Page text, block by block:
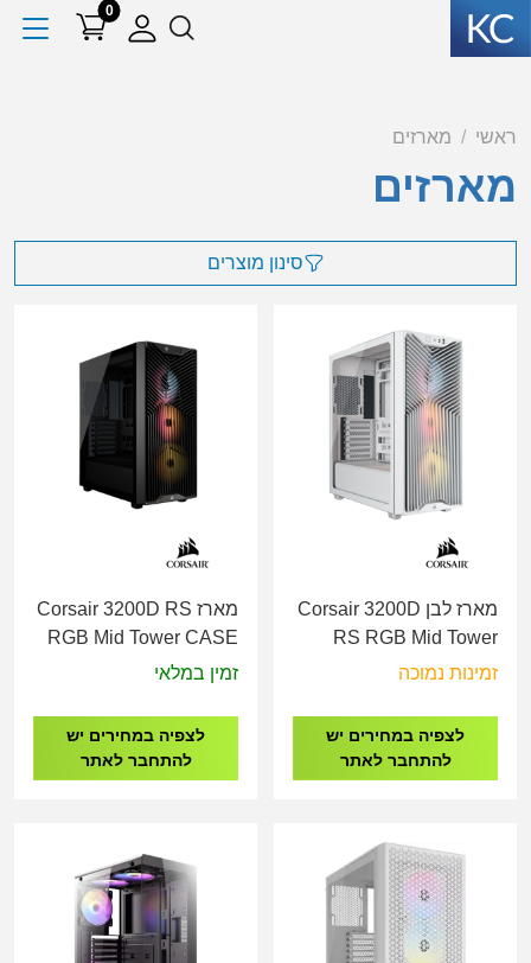
0
ראשי מארזים
מארזים
סינון מוצרים
מארז לבן Corsair 3200D
RS RGB Mid Tower
CASE White CC-
זמינות נמוכה
לצפיה במחירים יש
להתחבר לאתר
מארז Corsair 3200D RS
RGB Mid Tower CASE
Black CC-9011344-WW
זמין במלאי
לצפיה במחירים יש
להתחבר לאתר